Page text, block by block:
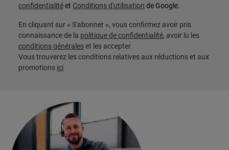
confidentialitéet Conditions d'utilisation de Google.
En cliquant sur « S'abonner », vous confirmez avoir pris
connaissance de la politique de confidentialité, avoir lu les
conditions généraleset les accepter.
Vous trouverez les conditions relatives aux réductions et aux
promotions ici